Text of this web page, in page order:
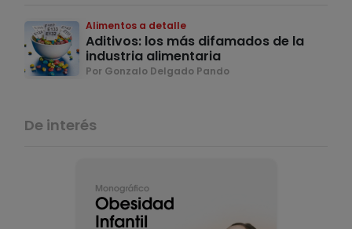
Alimentos a detalle
Aditivos: los más difamados de la
industria alimentaria
Por Gonzalo Delgado Pando
De interés